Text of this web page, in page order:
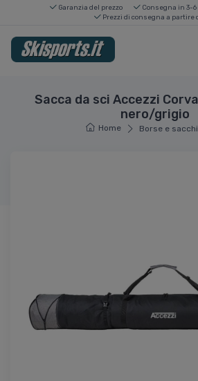
Garanzia del prezzo
Consegna in 3-
Prezzi di consegna a partire
Sacca da sci Accezzi
nero/grigio
Home Borse e